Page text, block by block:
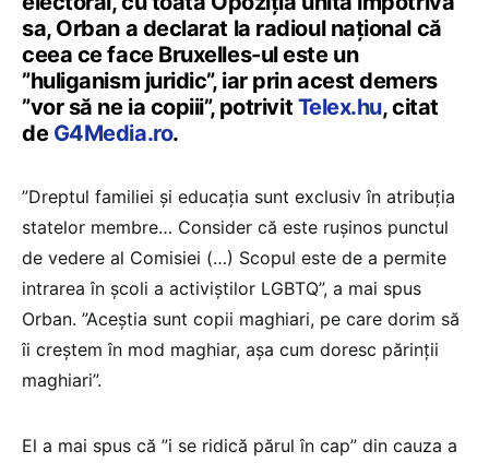
sa, Orban a declarat la radioul național că
ceea ce face Bruxelles-ul este un
”huliganism juridic”, iar prin acest demers
”vor să ne ia copiii”, potrivit Telex.hu, citat
de G4Media.ro.
”Dreptul familiei și educația sunt exclusiv în atribuția
statelor membre… Consider că este rușinos punctul
de vedere al Comisiei (…) Scopul este de a permite
intrarea în școli a activiștilor LGBTQ”, a mai spus
Orban. ”Aceștia sunt copii maghiari, pe care dorim să
îi creștem în mod maghiar, așa cum doresc părinții
maghiari”.
El a mai spus că ”i se ridică părul în cap” din cauza a